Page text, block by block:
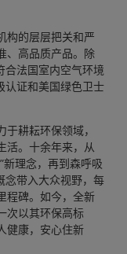
构的层层把关和严
、高品质产品。除
法国室内空气环境
认证和美国绿色卫士
耕耘环保领域，
活。十余年来，从
新理念，再到森呼吸
念带入大众视野，每
程碑。如今，全新
次以其环保高标
健康，安心住新